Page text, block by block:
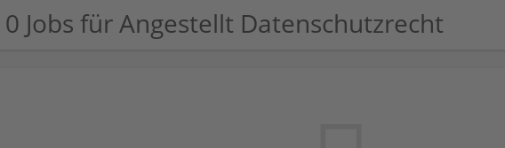
0 Jobs für Angestellt Datenschutzrecht